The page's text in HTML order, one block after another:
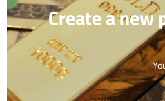
Create a new